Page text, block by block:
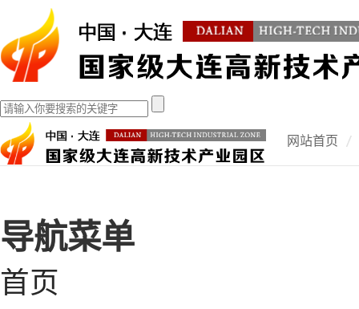
网站首页
导航菜单
首页